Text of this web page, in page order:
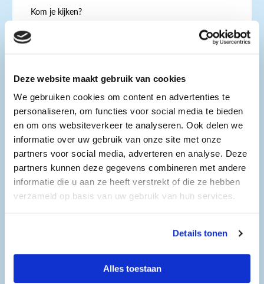
Deze website maakt gebruik van cookies
We gebruiken cookies om content en advertenties te
personaliseren, om functies voor social media te bieden
en om ons websiteverkeer te analyseren. Ook delen we
informatie over uw gebruik van onze site met onze
partners voor social media, adverteren en analyse. Deze
partners kunnen deze gegevens combineren met andere
informatie die u aan ze heeft verstrekt of die ze hebben
verzameld op basis van uw gebruik van hun services.
Details tonen
Alles toestaan
Kom je kijken?
Wij ontvangen ook groepen leerlingen/studenten.
Openingstijden
Hoofdvestiging
Maandag 16 maart 2026
14.30 uur
14.30 uur
Donderdag 19 maart 2026
14.30 uur